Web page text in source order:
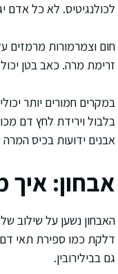
לכולנגיטיס. לא כל אדם
חום וצמרמורות מרמזים
זרימת מרה. כאב בטן
במקרים חמורים יותר
בלבול וירידת לחץ דם
אבנים ידועות בכיס
אבחון: איך
האבחון נשען על שילוב
גם בבילירובין.